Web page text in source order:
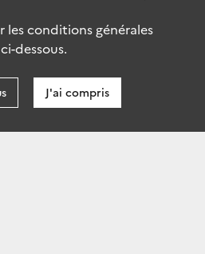
les conditions générales
dessous.
J'ai compris